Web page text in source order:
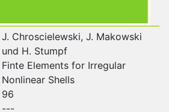
J. Chroscielewski, J. Makowski
und H. Stumpf
Finte Elements for Irregular
Nonlinear Shells
96
---